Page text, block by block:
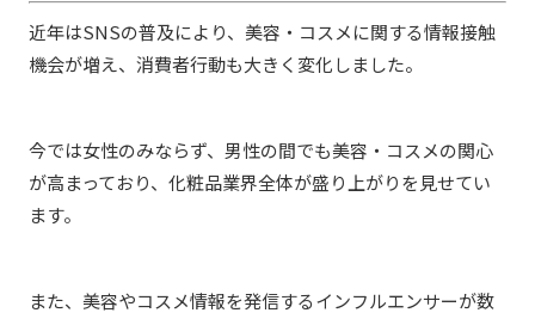
近年はSNSの普及により、美容・コスメに関する情報接触
機会が増え、消費者行動も大きく変化しました。
今では女性のみならず、男性の間でも美容・コスメの関心
が高まっており、化粧品業界全体が盛り上がりを見せてい
ます。
また、美容やコスメ情報を発信するインフルエンサーが数